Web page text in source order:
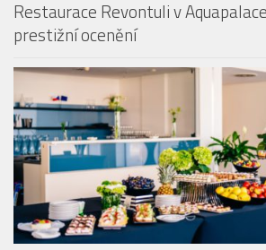
Restaurace Revontuli v
prestižní ocenění